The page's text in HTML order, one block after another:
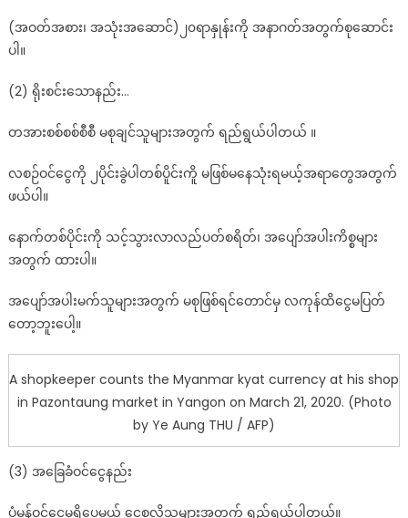
(အဝတ်အစား၊ အသုံးအဆောင်)၂၀ရာနှုန်းကို အနာဂတ်အတွက်စုဆောင်း
ပါ။
(2) ရိုးစင်းသောနည်း…
တအားစစ်စစ်စီစီ မစုချင်သူများအတွက် ရည်ရွယ်ပါတယ် ။
လစဉ်ဝင်ငွေကို ၂ပိုင်းခွဲပါတစ်ပိူင်းကိူ မဖြစ်မနေသုံးရမယ့်အရာတွေအတွက်
ဖယ်ပါ။
နောက်တစ်ပိုင်းကို သင့်သွားလာလည်ပတ်စရိတ်၊ အပျော်အပါးကိစ္စများ
အတွက် ထားပါ။
အပျော်အပါးမက်သူများအတွက် မစုဖြစ်ရင်တောင်မှ လကုန်ထိငွေမပြတ်
တော့ဘူးပေါ့။
A shopkeeper counts the Myanmar kyat currency at his shop
in Pazontaung market in Yangon on March 21, 2020. (Photo
by Ye Aung THU / AFP)
(3) အခြေခံဝင်ငွေနည်း
ပုံမှန်ဝင်ငွေမရှိပေမယ့် ငွေစုလိုသူများအတွက် ရည်ရွယ်ပါတယ်။